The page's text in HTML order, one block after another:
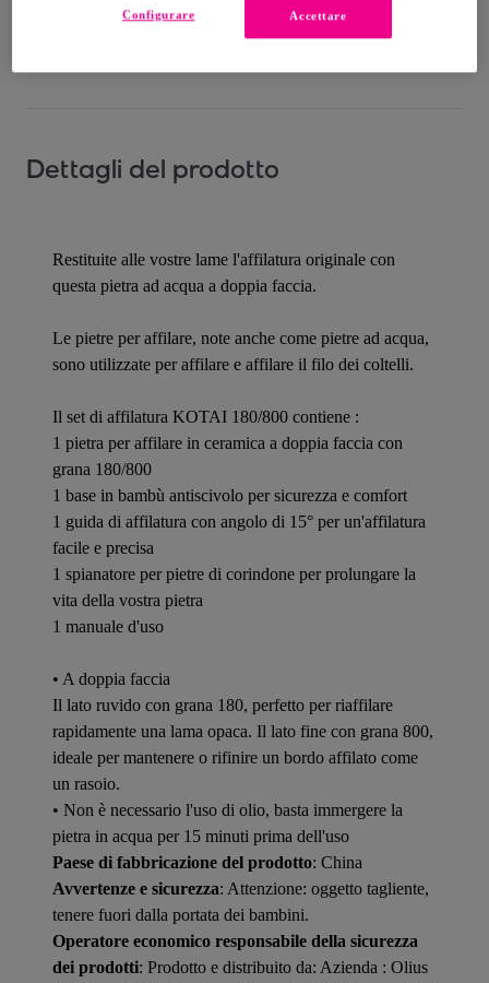
Dettagli del prodotto
Restituite alle vostre lame l'affilatura originale con
questa pietra ad acqua a doppia faccia.
Le pietre per affilare, note anche come pietre ad acqua,
sono utilizzate per affilare e affilare il filo dei coltelli.
Il set di affilatura KOTAI 180/800 contiene :
1 pietra per affilare in ceramica a doppia faccia con
grana 180/800
1 base in bambù antiscivolo per sicurezza e comfort
1 guida di affilatura con angolo di 15° per un'affilatura
facile e precisa
1 spianatore per pietre di corindone per prolungare la
vita della vostra pietra
1 manuale d'uso
• A doppia faccia
Il lato ruvido con grana 180, perfetto per riaffilare
rapidamente una lama opaca. Il lato fine con grana 800,
ideale per mantenere o rifinire un bordo affilato come
un rasoio.
• Non è necessario l'uso di olio, basta immergere la
pietra in acqua per 15 minuti prima dell'uso
Paese di fabbricazione del prodotto: China
Avvertenze e sicurezza: Attenzione: oggetto tagliente,
tenere fuori dalla portata dei bambini.
Operatore economico responsabile della sicurezza
dei prodotti: Prodotto e distribuito da: Azienda : Olius
Accettare
Configurare